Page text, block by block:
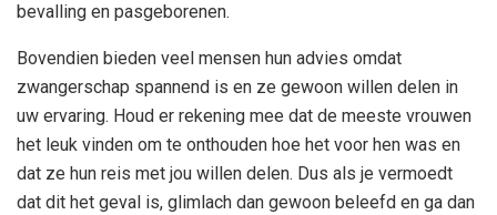
bevalling en pasgeborenen.
Bovendien bieden veel mensen hun advies omdat
zwangerschap spannend is en ze gewoon willen delen in
uw ervaring. Houd er rekening mee dat de meeste vrouwen
het leuk vinden om te onthouden hoe het voor hen was en
dat ze hun reis met jou willen delen. Dus als je vermoedt
dat dit het geval is, glimlach dan gewoon beleefd en ga dan